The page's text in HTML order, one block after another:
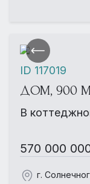
ДОМ, 900
В
570 000
г.
ID 117019